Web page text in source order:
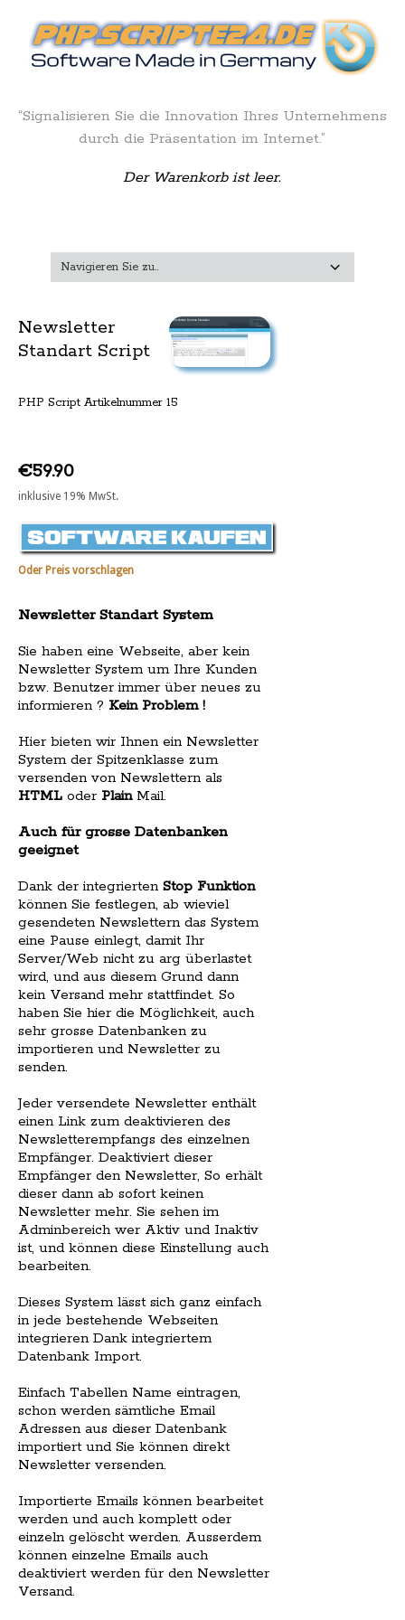
“Signalisieren Sie die Innovation Ihres Unternehmens
durch die Präsentation im Internet.”
Der Warenkorb ist leer.
Newsletter
Standart Script
PHP Script Artikelnummer 15
€59.90
inklusive 19% MwSt.
Oder Preis vorschlagen
Newsletter Standart System
Sie haben eine Webseite, aber kein
Newsletter System um Ihre Kunden
bzw. Benutzer immer über neues zu
informieren ? Kein Problem !
Hier bieten wir Ihnen ein Newsletter
System der Spitzenklasse zum
versenden von Newslettern als
HTML oder PlainMail.
Auch für grosse Datenbanken
geeignet
Dank der integrierten Stop Funktion
können Sie festlegen, ab wieviel
gesendeten Newslettern das System
eine Pause einlegt, damit Ihr
Server/Web nicht zu arg überlastet
wird, und aus diesem Grund dann
kein Versand mehr stattfindet. So
haben Sie hier die Möglichkeit, auch
sehr grosse Datenbanken zu
importieren und Newsletter zu
senden.
Jeder versendete Newsletter enthält
einen Link zum deaktivieren des
Newsletterempfangs des einzelnen
Empfänger. Deaktiviert dieser
Empfänger den Newsletter, So erhält
dieser dann ab sofort keinen
Newsletter mehr. Sie sehen im
Adminbereich wer Aktiv und Inaktiv
ist, und können diese Einstellung auch
bearbeiten.
Dieses System lässt sich ganz einfach
in jede bestehende Webseiten
integrieren Dank integriertem
Datenbank Import.
Einfach Tabellen Name eintragen,
schon werden sämtliche Email
Adressen aus dieser Datenbank
importiert und Sie können direkt
Newsletter versenden.
Importierte Emails können bearbeitet
werden und auch komplett oder
einzeln gelöscht werden. Ausserdem
können einzelne Emails auch
deaktiviert werden für den Newsletter
Versand.